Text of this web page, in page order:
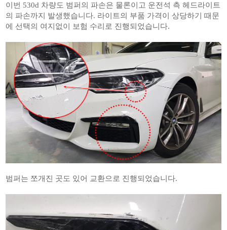
이번 530d 차량도 범퍼의 파손은 물론이고 운전석 측 헤드라이트
의 파손까지 발생했습니다. 라이트의 부품 가격이 상당하기 때문
에 선택의 여지없이 보험 수리로 진행되었습니다.
범퍼는 쪼개진 곳도 있어 교환으로 진행되었습니다.